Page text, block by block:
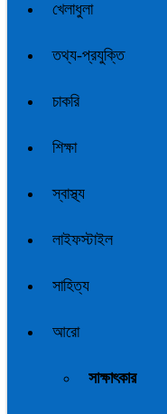
খেলাধুলা
তথ্য-প্রযুক্তি
চাকরি
শিক্ষা
স্বাস্থ্য
লাইফস্টাইল
সাহিত্য
আরো
সাক্ষাৎকার